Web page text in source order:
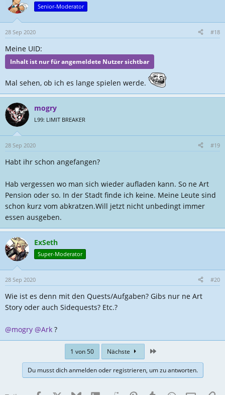
t
i
o
n
e
n
:
Senior-Moderator
28 Sep 2020 #18
Meine UID:
Mal sehen, ob ich es lange spielen werde.
mogry
L99: LIMIT BREAKER
28 Sep 2020 #19
Habt ihr schon angefangen?
Hab vergessen wo man sich wieder aufladen kann. So ne Art
Pension oder so. In der Stadt finde ich keine. Meine Leute sind
schon kurz vom abkratzen.Will jetzt nicht unbedingt immer
essen ausgeben.
ExSeth
Super-Moderator
28 Sep 2020 #20
Wie ist es denn mit den Quests/Aufgaben? Gibs nur ne Art
Story oder auch Sidequests? Etc.?
@mogry @Ark ?
1 von 50 Nächste
Du musst dich anmelden oder registrieren, um zu antworten.